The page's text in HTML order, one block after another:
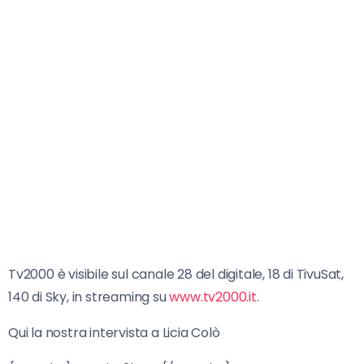
Tv2000 è visibile sul canale 28 del digitale, 18 di TivuSat,
140 di Sky, in streaming suwww.tv2000.it.
Qui la nostra intervista a Licia Colò